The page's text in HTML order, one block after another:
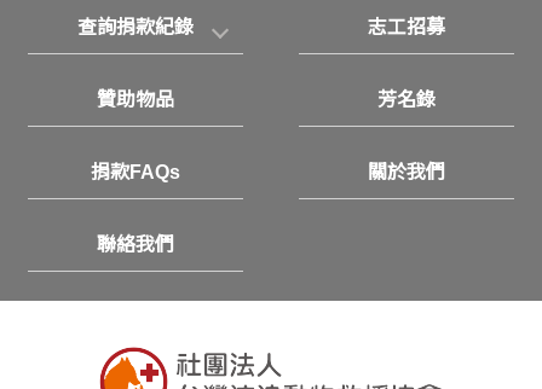
查詢捐款紀錄 志工招募
贊助物品 芳名錄
捐款FAQs 關於我們
聯絡我們